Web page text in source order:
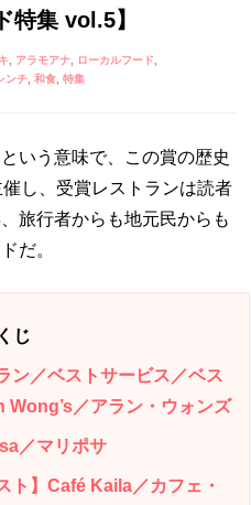
特集 vol.5】
アラモアナ
ローカルフード
ンチ 和食 特集
いう意味で、この賞の歴史
し、受賞レストランは読者
旅行者からも地元民からも
だ。
じ
ン／ベストサービス／ベス
Wong’s／アラン・ウォンズ
／マリポサ
ト】Café Kaila／カフェ・